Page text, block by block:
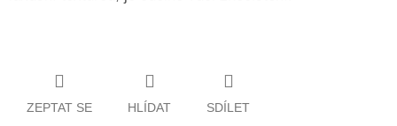
ZEPTAT SE HLÍDAT SDÍLET